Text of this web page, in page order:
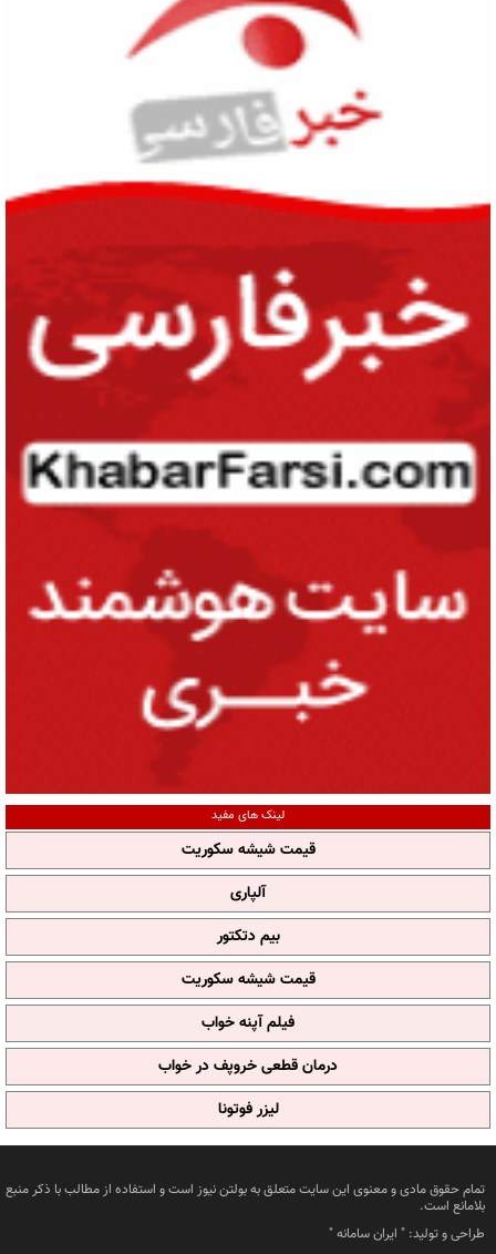
لینک های مفید
قیمت شیشه سکوریت
آلپاری
بیم دتکتور
قیمت شیشه سکوریت
فیلم آپنه خواب
درمان قطعی خروپف در خواب
لیزر فوتونا
تمام حقوق مادی و معنوی این سایت متعلق به بولتن نیوز است و استفاده از مطالب با ذکر منبع
بلامانع است.
طراحی و تولید: " ایران سامانه"